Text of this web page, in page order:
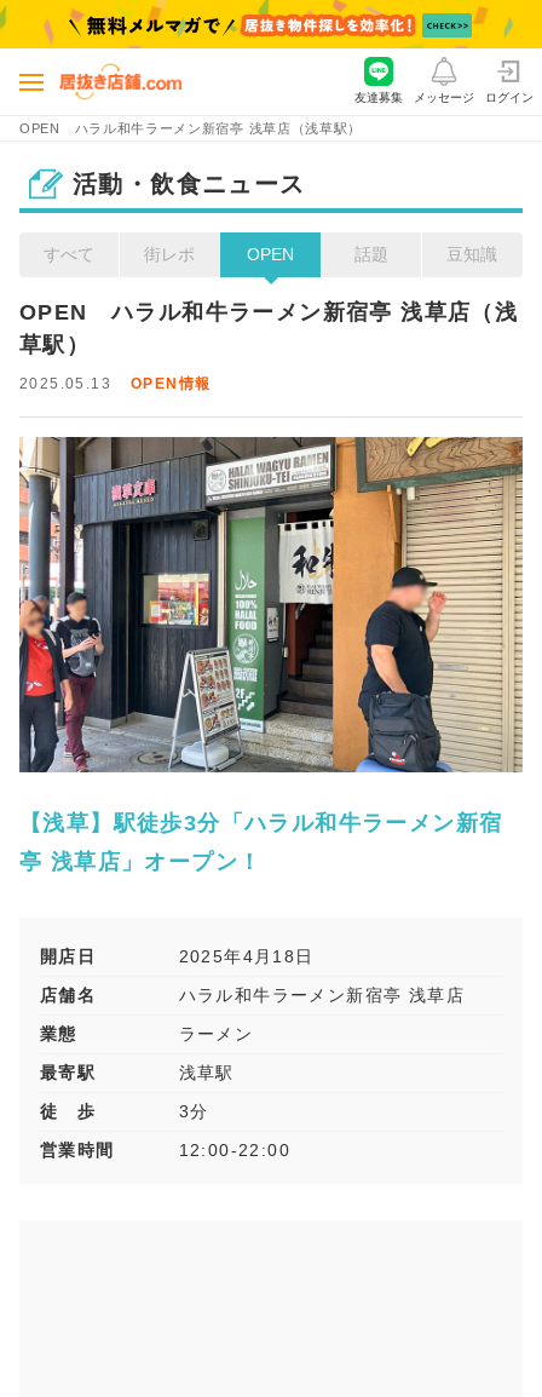
OPEN ハラル和牛ラーメン新宿亭 浅草店（浅草駅）
友達募集 メッセージ ログイン
活動・飲食ニュース
すべて 街レポ OPEN 話題 豆知識
OPEN　ハラル和牛ラーメン新宿亭 浅草店（浅
草駅）
2025.05.13 OPEN情報
【浅草】駅徒歩3分「ハラル和牛ラーメン新宿
亭 浅草店」オープン！
開店日
2025年4月18日
店舗名
ハラル和牛ラーメン新宿亭 浅草店
業態
ラーメン
最寄駅
浅草駅
徒 歩
3分
営業時間
12:00-22:00